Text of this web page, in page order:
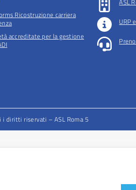
Ricostruzione carriera
accreditate per la gestione
ASL
URP
i diritti riservati – ASL Roma 5